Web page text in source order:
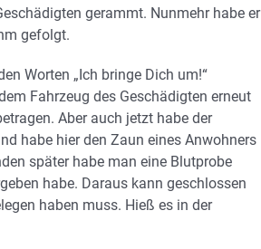
gerammt. Nunmehr habe er
gefolgt.
Worten „Ich bringe Dich um!“
Fahrzeug des Geschädigten erneut
Aber auch jetzt habe der
habe hier den Zaun eines Anwohners
später habe man eine Blutprobe
habe. Daraus kann geschlossen
haben muss. Hieß es in der